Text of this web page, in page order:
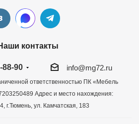
контакты
88-90 info@mg72.ru
ответственностью ПК «Мебель
Адрес и место нахождения:
г.Тюмень, ул. Камчатская, 183